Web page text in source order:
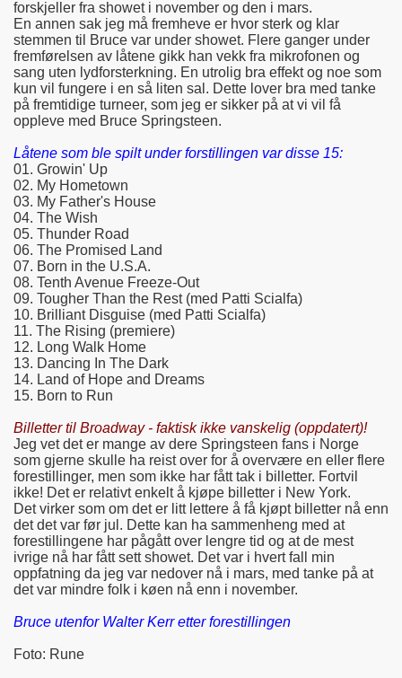
forskjeller fra showet i november og den i mars.
En annen sak jeg må fremheve er hvor sterk og klar
stemmen til Bruce var under showet. Flere ganger under
fremførelsen av låtene gikk han vekk fra mikrofonen og
sang uten lydforsterkning. En utrolig bra effekt og noe som
kun vil fungere i en så liten sal. Dette lover bra med tanke
på fremtidige turneer, som jeg er sikker på at vi vil få
oppleve med Bruce Springsteen.
Låtene som ble spilt under forstillingen var disse 15:
01. Growin' Up
02. My Hometown
03. My Father's House
04. The Wish
05. Thunder Road
06. The Promised Land
07. Born in the U.S.A.
08. Tenth Avenue Freeze-Out
09. Tougher Than the Rest (med Patti Scialfa)
10. Brilliant Disguise (med Patti Scialfa)
11. The Rising (premiere)
12. Long Walk Home
13. Dancing In The Dark
14. Land of Hope and Dreams
15. Born to Run
Billetter til Broadway - faktisk ikke vanskelig (oppdatert)!
Jeg vet det er mange av dere Springsteen fans i Norge
som gjerne skulle ha reist over for å overvære en eller flere
forestillinger, men som ikke har fått tak i billetter. Fortvil
ikke! Det er relativt enkelt å kjøpe billetter i New York.
Det virker som om det er litt lettere å få kjøpt billetter nå enn
det det var før jul. Dette kan ha sammenheng med at
forestillingene har pågått over lengre tid og at de mest
ivrige nå har fått sett showet. Det var i hvert fall min
oppfatning da jeg var nedover nå i mars, med tanke på at
det var mindre folk i køen nå enn i november.
Bruce utenfor Walter Kerr etter forestillingen
Foto: Rune